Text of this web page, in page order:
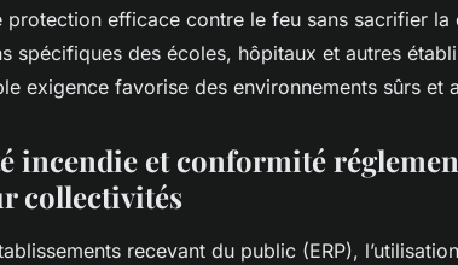
protection efficace contre le feu sans sacrifier la
spécifiques des écoles, hôpitaux et autres
exigence favorise des environnements sûrs et
incendie et conformité
collectivités
recevant du public (ERP),